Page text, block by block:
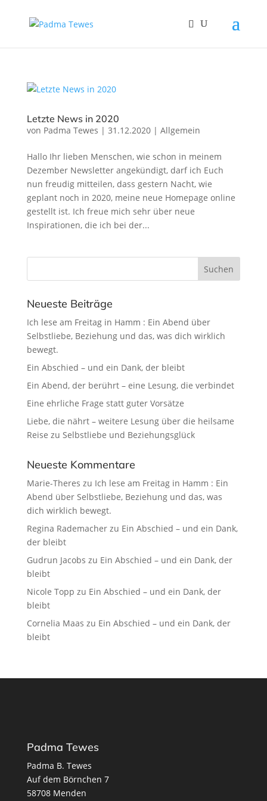
Letzte News in 2020
von Padma Tewes | 31.12.2020| Allgemein
Hallo Ihr lieben Menschen, wie schon in meinem
Dezember Newsletter angekündigt, darf ich Euch
nun freudig mitteilen, dass gestern Nacht, wie
geplant noch in 2020, meine neue Homepage online
gestellt ist. Ich freue mich sehr über neue
Inspirationen, die ich bei der...
Neueste Beiträge
Ich lese am Freitag in Hamm : Ein Abend über
Selbstliebe, Beziehung und das, was dich wirklich
bewegt.
Ein Abschied – und ein Dank, der bleibt
Ein Abend, der berührt – eine Lesung, die verbindet
Eine ehrliche Frage statt guter Vorsätze
Liebe, die nährt – weitere Lesung über die heilsame
Reise zu Selbstliebe und Beziehungsglück
Neueste Kommentare
Marie-Theres zu Ich lese am Freitag in Hamm : Ein
Abend über Selbstliebe, Beziehung und das, was
dich wirklich bewegt.
Regina Rademacherzu Ein Abschied – und ein Dank,
der bleibt
Gudrun Jacobs zu Ein Abschied – und ein Dank, der
bleibt
Nicole Topp zu Ein Abschied – und ein Dank, der
bleibt
Cornelia Maas zu Ein Abschied – und ein Dank, der
bleibt
Padma Tewes
Padma B. Tewes
Auf dem Börnchen 7
58708 Menden